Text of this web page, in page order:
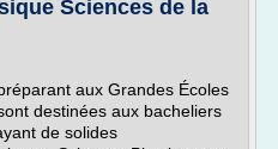
Sciences de la
aux Grandes Écoles
destinées aux bacheliers
de solides